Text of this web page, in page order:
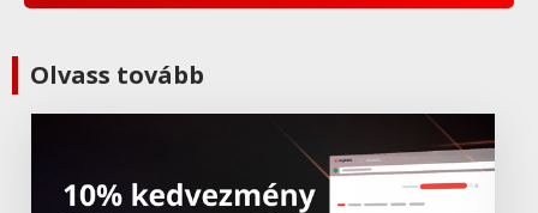
Olvass tovább